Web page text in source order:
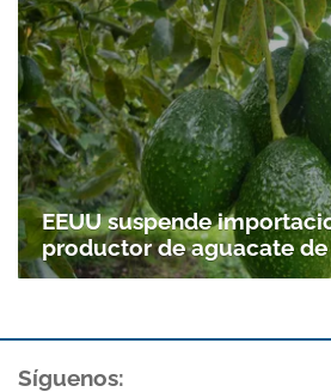
Gracias por suscribirte a
EEUU suspende
productor de aguacate
Síguenos: